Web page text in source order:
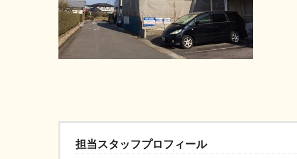
担当スタッフプロフィール